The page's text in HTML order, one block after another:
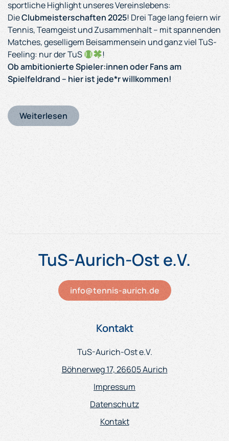
sportliche Highlight unseres Vereinslebens:
DieClubmeisterschaften 2025! Drei Tage lang feiern wir
Tennis, Teamgeist und Zusammenhalt – mit spannenden
Matches, geselligem Beisammensein und ganz viel TuS-
Feeling: nur der TuS
!
Ob ambitionierte Spieler:innen oder Fans am
Spielfeldrand – hier ist jede*r willkommen!
Weiterlesen
TuS-Aurich-Ost e.V.
info@tennis-aurich.de
Kontakt
TuS-Aurich-Ost e.V.
Böhnerweg 17, 26605 Aurich
Impressum
Datenschutz
Kontakt